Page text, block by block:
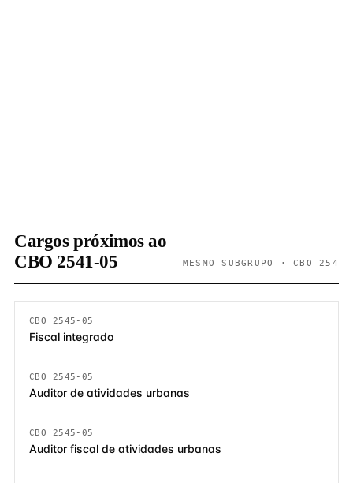
Cargos próximos ao
CBO 2541-05
MESMO SUBGRUPO · CBO 254
CBO 2545-05
Fiscal integrado
CBO 2545-05
Auditor de atividades urbanas
CBO 2545-05
Auditor fiscal de atividades urbanas